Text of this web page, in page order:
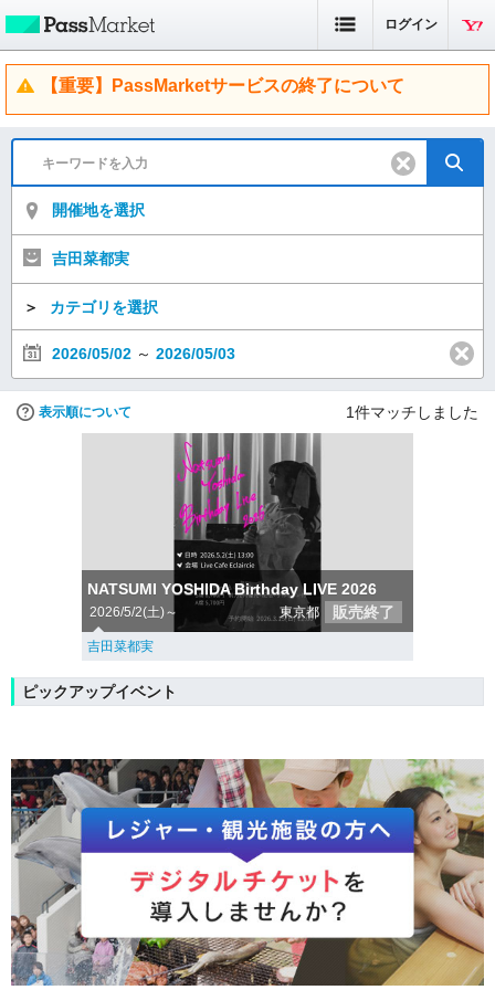
ログイン
【重要】PassMarketサービスの終了について
開催地を選択
吉田菜都実
＞ カテゴリを選択
2026/05/02 ～ 2026/05/03
表示順について 1件マッチしました
NATSUMI YOSHIDA Birthday LIVE 2026
2026/5/2(土)～ 東京都 販売終了
吉田菜都実
ピックアップイベント